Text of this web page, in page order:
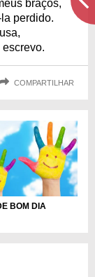
braços,
perdido.
COMPARTILHAR
BOM DIA